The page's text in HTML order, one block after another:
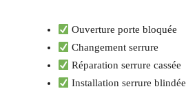
Ouverture porte bloquée
Changement serrure
Réparation serrure cassée
Installation serrure blindée